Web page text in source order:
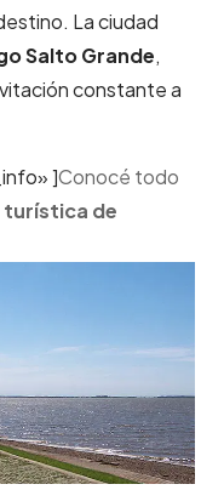
La ciudad
Salto Grande,
constante a
]Conocé todo
turística de